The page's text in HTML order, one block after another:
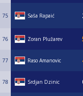
75 Saša Rapaić
76 Zoran Plužarev
77 Raso Amanovic
78 Srdjan Dzinic